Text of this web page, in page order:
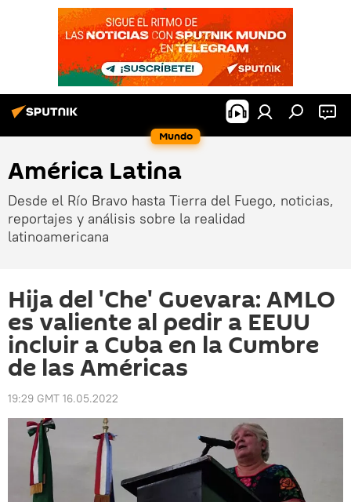
Mundo
América Latina
Desde el Río Bravo hasta Tierra del Fuego, noticias,
reportajes y análisis sobre la realidad
latinoamericana
Hija del 'Che' Guevara: AMLO
es valiente al pedir a EEUU
incluir a Cuba en la Cumbre
de las Américas
19:29 GMT 16.05.2022